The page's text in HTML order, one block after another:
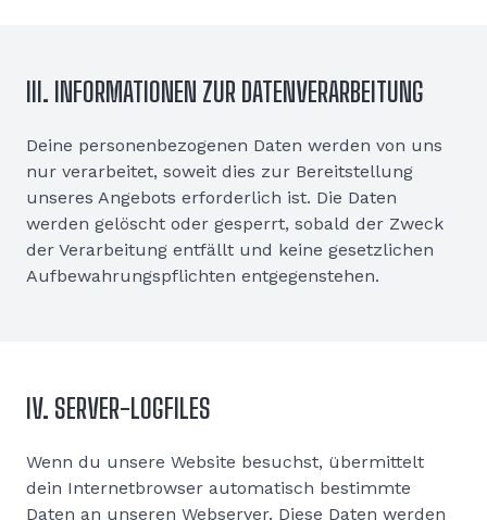
III. INFORMATIONEN ZUR DATENVERARBEITUNG
Deine personenbezogenen Daten werden von uns
nur verarbeitet, soweit dies zur Bereitstellung
unseres Angebots erforderlich ist. Die Daten
werden gelöscht oder gesperrt, sobald der Zweck
der Verarbeitung entfällt und keine gesetzlichen
Aufbewahrungspflichten entgegenstehen.
IV. SERVER-LOGFILES
Wenn du unsere Website besuchst, übermittelt
dein Internetbrowser automatisch bestimmte
Daten an unseren Webserver. Diese Daten werden